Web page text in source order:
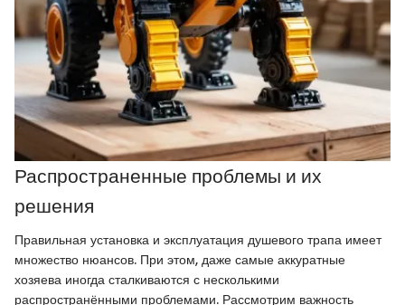
Распространенные проблемы и их
решения
Правильная установка и эксплуатация душевого трапа имеет
множество нюансов. При этом, даже самые аккуратные
хозяева иногда сталкиваются с несколькими
распространёнными проблемами. Рассмотрим важность